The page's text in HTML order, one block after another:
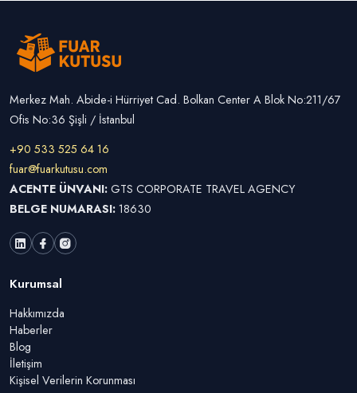
Merkez Mah. Abide-i Hürriyet Cad. Bolkan Center A Blok No:211/67
Ofis No:36 Şişli / İstanbul
+90 533 525 64 16
fuar@fuarkutusu.com
ACENTE ÜNVANI: GTS CORPORATE TRAVEL AGENCY
BELGE NUMARASI: 18630
Kurumsal
Hakkımızda
Haberler
Blog
İletişim
Kişisel Verilerin Korunması